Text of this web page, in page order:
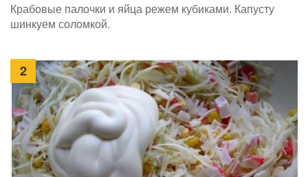
Крабовые палочки и яйца режем кубиками. Капусту
шинкуем соломкой.
2